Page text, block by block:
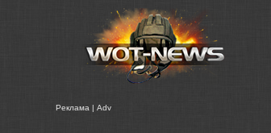
Реклама | Adv